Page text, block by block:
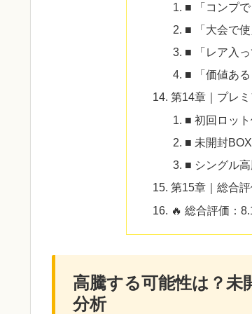
■ 「コンプで
■ 「大会で使
■ 「レア入っ
■ 「価値ある
第14章｜プレ
■ 初回ロッ
■ 未開封
■ シングル
第15章｜総合
🔥 総合評価：
高騰する可能性は？未
分析